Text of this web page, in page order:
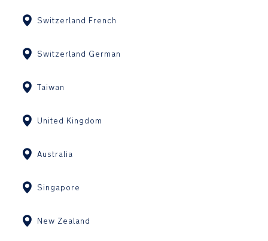
Switzerland French
Switzerland German
Taiwan
United Kingdom
Australia
Singapore
New Zealand